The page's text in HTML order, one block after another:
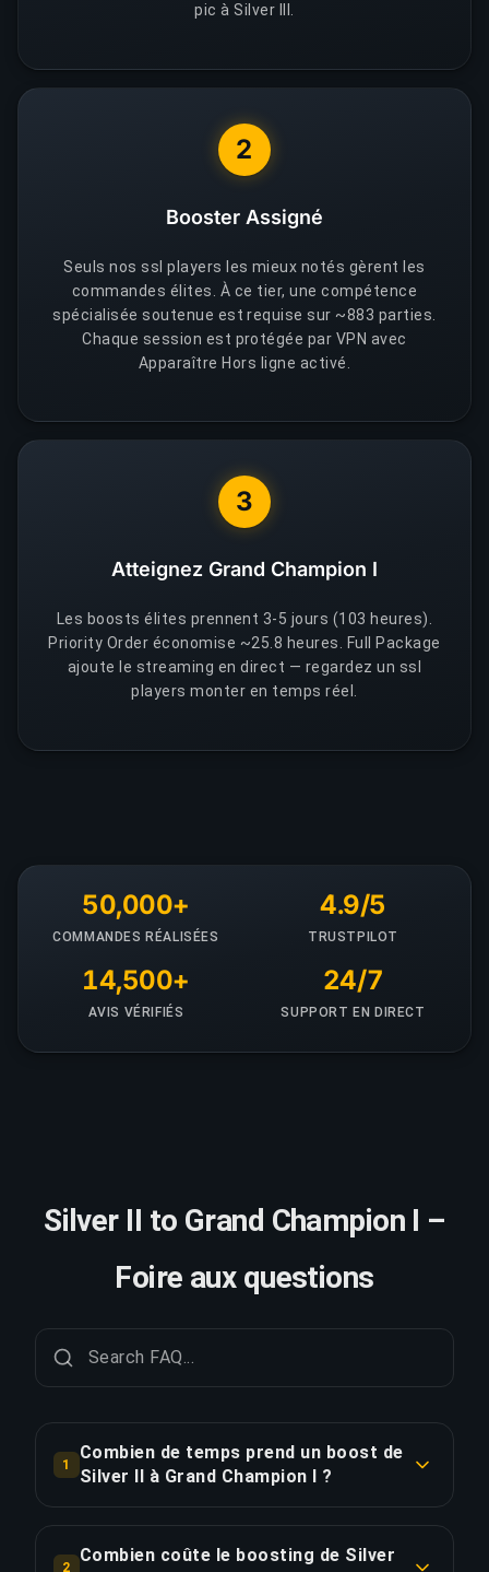
pic à Silver III.
2
Booster Assigné
Seuls nos ssl players les mieux notés gèrent les
commandes élites. À ce tier, une compétence
spécialisée soutenue est requise sur ~883 parties.
Chaque session est protégée par VPN avec
Apparaître Hors ligne activé.
3
Atteignez Grand Champion I
Les boosts élites prennent 3-5 jours (103 heures).
Priority Order économise ~25.8 heures. Full Package
ajoute le streaming en direct — regardez un ssl
players monter en temps réel.
50,000+
COMMANDES RÉALISÉES
4.9/5
TRUSTPILOT
14,500+
AVIS VÉRIFIÉS
24/7
SUPPORT EN DIRECT
Silver II to Grand Champion I –
Foire aux questions
1
Combien de temps prend un boost de
Silver II à Grand Champion I ?
généralement 3-5 jours. Avec Priority Order, la
2
Combien coûte le boosting de Silver